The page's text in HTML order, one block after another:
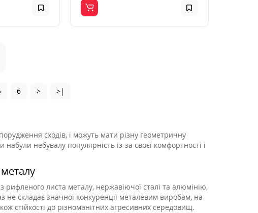
6 > >|
сходів, і можуть мати різну геометричну
небувалу популярність із-за своєї комфортності і
листа металу, нержавіючої сталі та алюмінію,
складає значної конкуренції металевим виробам, на
стійкості до різноманітних агресивних середовищ.